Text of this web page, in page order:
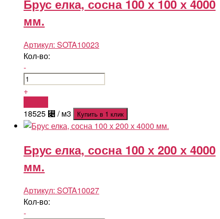
Брус елка, сосна 100 х 100 х 4000
мм.
Артикул: SOTA10023
Кол-во:
-
+
18525 ⃄ / м3 Купить в 1 клик
Брус елка, сосна 100 х 200 х 4000
мм.
Артикул: SOTA10027
Кол-во:
-